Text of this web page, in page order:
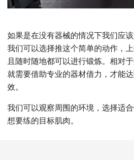
如果是在没有器械的情况下我们应
我们可以选择推这个简单的动作，
且随时随地都可以进行锻炼。相对
就需要借助专业的器材借力，才能
效。
我们可以观察周围的环境，选择适
想要练的目标肌肉。